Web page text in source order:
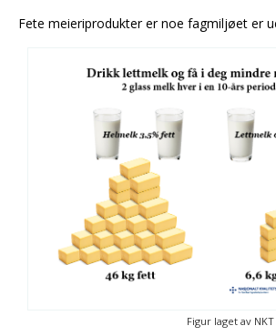
Fete meieriprodukter er noe fagmiljøet er
Figur laget av